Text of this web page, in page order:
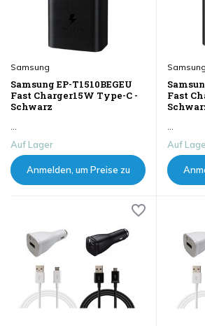
Samsung
Samsung EP-T1510BEGEU
Fast Charger15W Type-C -
Schwarz
Auf Lager
Anmelden, um Preise zu
Samsung
Fast
...
Auf